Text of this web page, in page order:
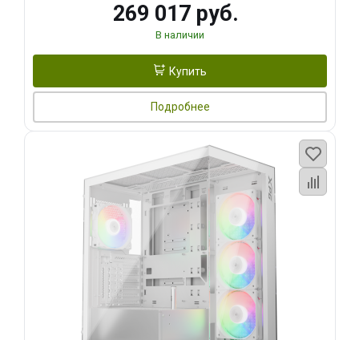
269 017 руб.
В наличии
Купить
Подробнее